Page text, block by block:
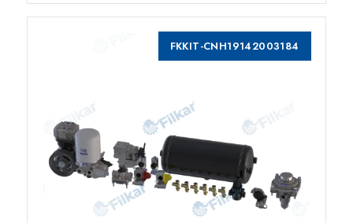
FKKIT-CNH19142003184